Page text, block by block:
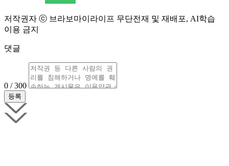
저작권자 ⓒ 브라보마이라이프 무단전재 및 재배포, AI학습
이용 금지
댓글
0 / 300